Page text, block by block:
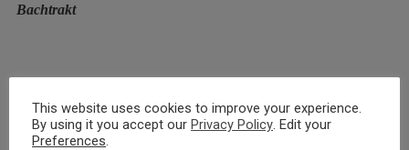
Bachtrakt
Press
This website uses cookies to improve your experience.
By using it you accept our Privacy Policy. Edit your
Preferences.